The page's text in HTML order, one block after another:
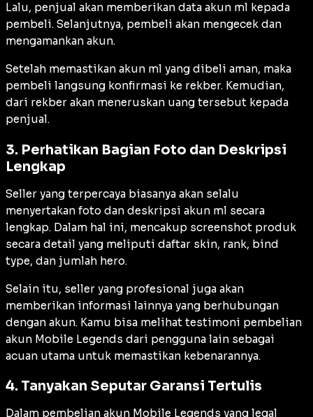
Lalu, penjual akan memberikan data akun ml kepada
pembeli. Selanjutnya, pembeli akan mengecek dan
mengamankan akun.
Setelah memastikan akun ml yang dibeli aman, maka
pembeli langsung konfirmasi ke rekber. Kemudian,
dari rekber akan meneruskan uang tersebut kepada
penjual.
3. Perhatikan Bagian Foto dan Deskripsi
Lengkap
Seller yang terpercaya biasanya akan selalu
menyertakan foto dan deskripsi akun ml secara
lengkap. Dalam hal ini, mencakup screenshot produk
secara detail yang meliputi daftar skin, rank, bind
type, dan jumlah hero.
Selain itu, seller yang profesional juga akan
memberikan informasi lainnya yang berhubungan
dengan akun. Kamu bisa melihat testimoni pembelian
akun Mobile Legends dari pengguna lain sebagai
acuan utama untuk memastikan kebenarannya.
4. Tanyakan Seputar Garansi Tertulis
Dalam pembelian akun Mobile Legends yang legal